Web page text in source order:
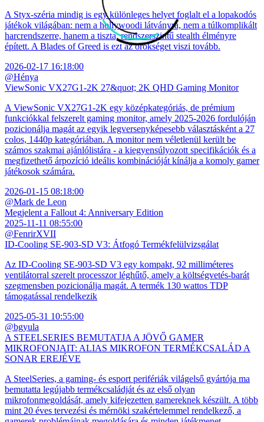
A Styx-széria mindig is egy különleges helyet foglalt el a lopakodós
játékok világában: nem a hollywoodi látványra, nem a túlkomplikált
harcrendszerre, hanem a tiszta, rendszerszintű stealth élményre
épített. A Blades of Greed is ezt az örökséget viszi tovább.
2026-02-17 16:18:00
@Hénya
ViewSonic VX27G1-2K 27&quot; 2K QHD Gaming Monitor
A ViewSonic VX27G1-2K egy középkategóriás, de prémium
funkciókkal felszerelt gaming monitor, amely 2025-2026 fordulóján
pozicionálja magát az egyik legversenyképesebb választásként a 27
colos, 1440p kategóriában. A monitor nem véletlenül került be
számos szakmai ajánlólistára - a kiegyensúlyozott specifikációk és a
megfizethető árpozíció ideális kombinációját kínálja a komoly gamer
játékosok számára.
2026-01-15 08:18:00
@Mark de Leon
Megjelent a Fallout 4: Anniversary Edition
2025-11-11 08:55:00
@FenrirXVII
ID-Cooling SE-903-SD V3: Átfogó Termékfelülvizsgálat
Az ID-Cooling SE-903-SD V3 egy kompakt, 92 milliméteres
ventilátorral szerelt processzor léghűtő, amely a költségvetés-barát
szegmensben pozicionálja magát. A termék 130 wattos TDP
támogatással rendelkezik
2025-05-31 10:55:00
@bgyula
A STEELSERIES BEMUTATJA A JÖVŐ GAMER
MIKROFONJAIT: ALIAS MIKROFON TERMÉKCSALÁD A
SONAR EREJÉVE
A SteelSeries, a gaming- és esport perifériák világelső gyártója ma
bemutatta legújabb termékcsaládját és az első olyan
mikrofonmegoldását, amely kifejezetten gamereknek készült. A több
mint 20 éves tervezési és mérnöki szakértelemmel rendelkező, a